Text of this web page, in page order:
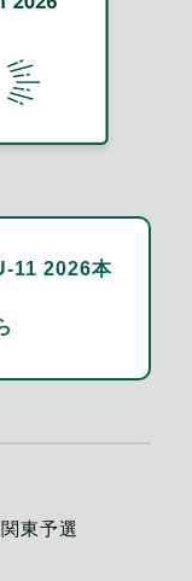
11 2026本
東予選